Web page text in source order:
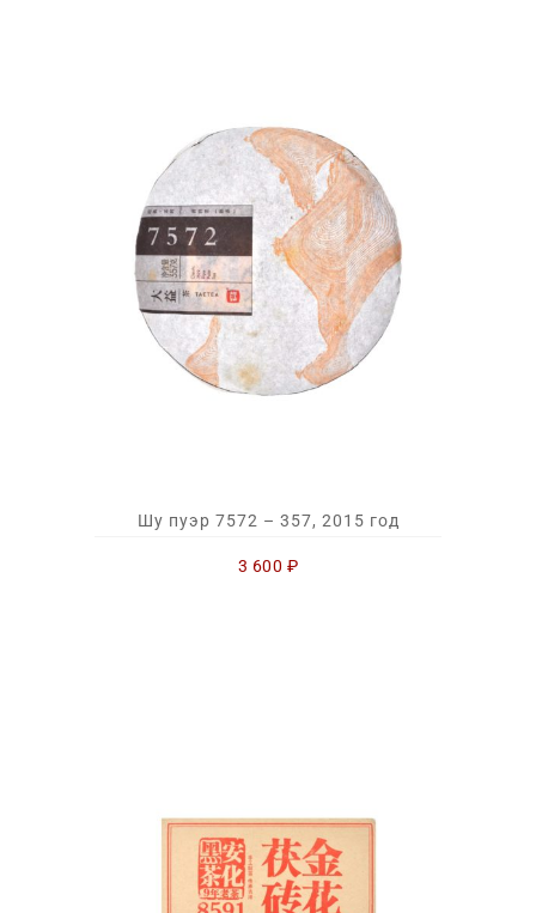
Шу пуэр 7572 – 357, 2015 год
3 600 ₽